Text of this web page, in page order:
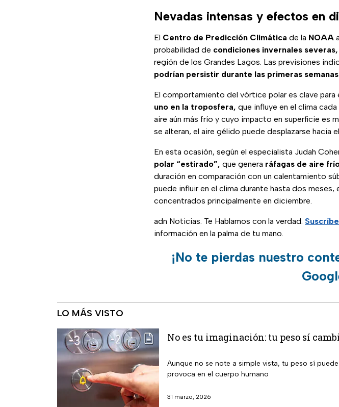
Nevadas intensas y efectos en
El Centro de Predicción Climática de la NOAA
probabilidad de condiciones invernales severas,
región de los Grandes Lagos. Las previsiones
podrían persistir durante las primeras
El comportamiento del vórtice polar es clave
uno en la troposfera, que influye en el clima
aire aún más frío y cuyo impacto en superficie es
se alteran, el aire gélido puede desplazarse hacia
En esta ocasión, según el especialista Judah
polar “estirado”, que genera ráfagas de aire
duración en comparación con un calentamiento
puede influir en el clima durante hasta dos
concentrados principalmente en diciembre.
adn Noticias. Te Hablamos con la verdad.
información en la palma de tu mano.
¡No te pierdas nuestro
LO MÁS VISTO
No es tu imaginación: tu peso sí
Aunque no se note a simple vista, tu peso sí
provoca en el cuerpo humano
31 marzo, 2026